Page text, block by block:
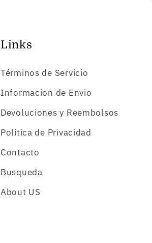
Links
Términos de Servicio
Informacion de Envio
Devoluciones y Reembolsos
Politica de Privacidad
Contacto
Busqueda
About US